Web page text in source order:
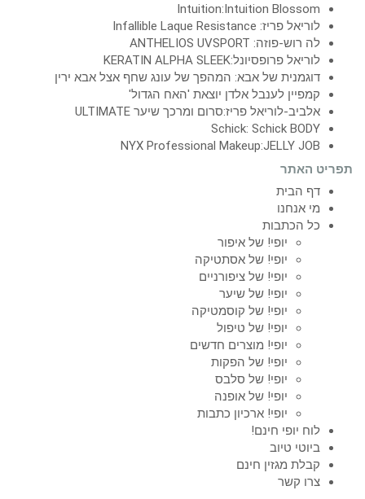
Intuition:Intuition Blossom
לוריאל פריז: Infallible Laque Resistance
לה רוש-פוזה: ANTHELIOS UVSPORT
לוריאל פרופסיונל:KERATIN ALPHA SLEEK
דוגמנית של אבא: המהפך של עונג שחף אצל אבא ירין
קמפיין לענבל אלדן יוצאת 'האח הגדול'
אלביב-לוריאל פריז:סרום ומרכך שיער ULTIMATE
Schick: Schick BODY
NYX Professional Makeup:JELLY JOB
תפריט האתר
דף הבית
מי אנחנו
כל הכתבות
יופי! של איפור
יופי! של אסתטיקה
יופי! של ציפורניים
יופי! של שיער
יופי! של קוסמטיקה
יופי! של טיפול
יופי! מוצרים חדשים
יופי! של הפקות
יופי! של סלבס
יופי! של אופנה
יופי! ארכיון כתבות
לוח יופי חינם!
ביוטי טיוב
קבלת מגזין חינם
צרו קשר